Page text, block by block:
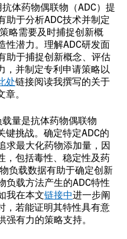
体药物偶联物（ADC）提
助于分析ADC技术并制定
略需要及时捕捉创新概
性潜力。理解ADC研发面
助于捕捉创新概念、评估
，并制定专利申请策略以
处链接阅读我撰写的关于
章。
量是抗体药物偶联物
键挑战。确定特定ADC的
求最大化药物添加量，因
，包括毒性、稳定性及药
负载数据有助于确定创新
负载方法产生的ADC特性
我在本文链接中进一步阐
，若能证明其特性具有意
有力的策略支持。